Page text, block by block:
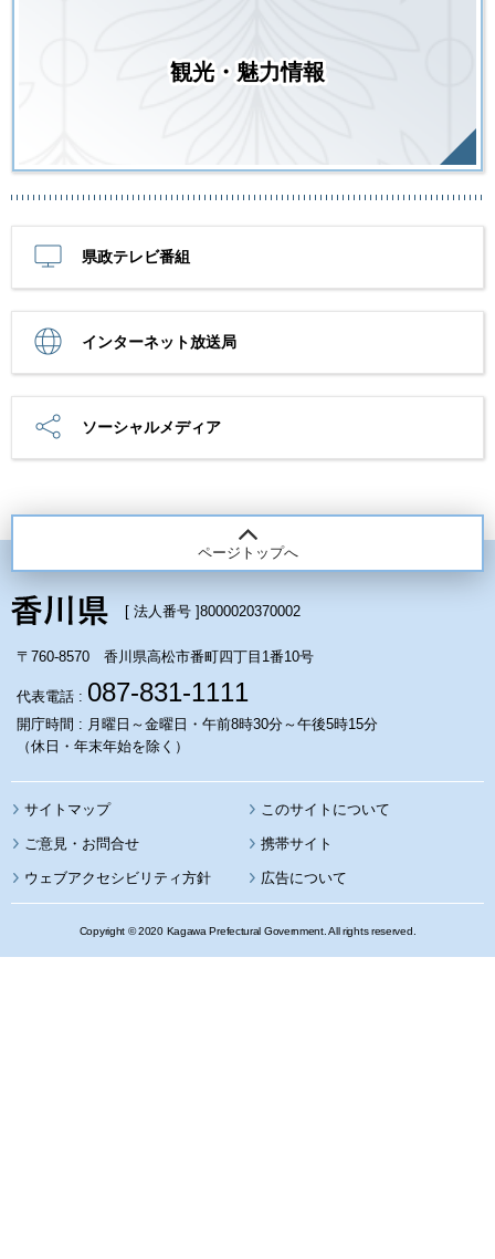
観光・魅力情報
県政テレビ番組
インターネット放送局
ソーシャルメディア
ページトップへ
[ 法人番号 ]8000020370002
〒760-8570 香川県高松市番町四丁目1番10号
代表電話 : 087-831-1111
開庁時間 : 月曜日～金曜日・午前8時30分～午後5時15分
（休日・年末年始を除く）
サイトマップ このサイトについて
携帯サイト
ウェブアクセシビリティ方針 広告について
Copyright © 2020 Kagawa Prefectural Government. All rights reserved.